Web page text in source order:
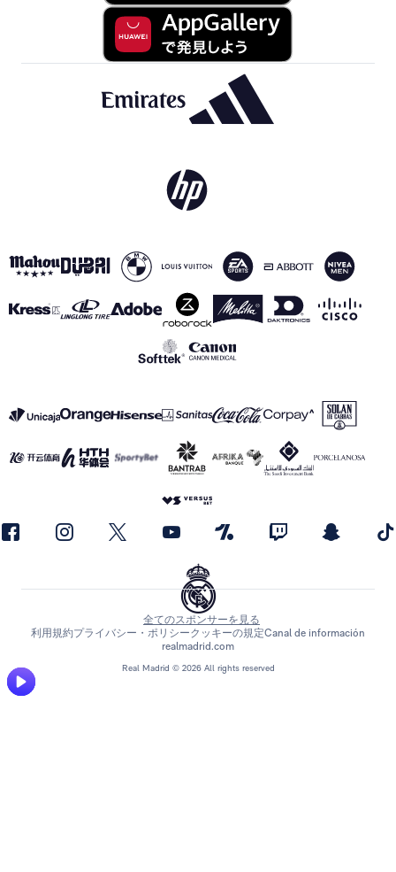
Real Madrid © 2026 All rights reserved
全てのスポンサーを見る
利用規約プライバシー・ポリシークッキーの規定Canal de información
realmadrid.com